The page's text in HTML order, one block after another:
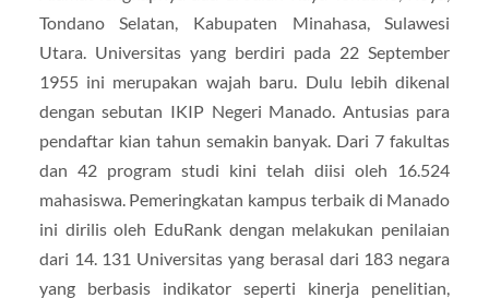
Tondano Selatan, Kabupaten Minahasa, Sulawesi
Utara. Universitas yang berdiri pada 22 September
1955 ini merupakan wajah baru. Dulu lebih dikenal
dengan sebutan IKIP Negeri Manado. Antusias para
pendaftar kian tahun semakin banyak. Dari 7 fakultas
dan 42 program studi kini telah diisi oleh 16.524
mahasiswa. Pemeringkatan kampus terbaik di Manado
ini dirilis oleh EduRank dengan melakukan penilaian
dari 14. 131 Universitas yang berasal dari 183 negara
yang berbasis indikator seperti kinerja penelitian,